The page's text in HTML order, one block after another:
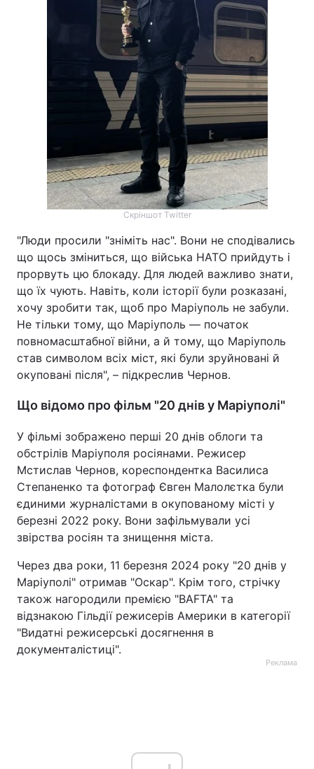
Скріншот Twitter
"Люди просили "зніміть нас". Вони не сподівались
що щось зміниться, що війська НАТО прийдуть і
прорвуть цю блокаду. Для людей важливо знати,
що їх чують. Навіть, коли історії були розказані,
хочу зробити так, щоб про Маріуполь не забули.
Не тільки тому, що Маріуполь — початок
повномасштабної війни, а й тому, що Маріуполь
став символом всіх міст, які були зруйновані й
окуповані після", – підкреслив Чернов.
Що відомо про фільм "20 днів у Маріуполі"
У фільмі зображено перші 20 днів облоги та
обстрілів Маріуполя росіянами. Режисер
Мстислав Чернов, кореспондентка Василиса
Степаненко та фотограф Євген Малолєтка були
єдиними журналістами в окупованому місті у
березні 2022 року. Вони зафільмували усі
звірства росіян та знищення міста.
Через два роки, 11 березня 2024 року "20 днів у
Маріуполі" отримав "Оскар". Крім того, стрічку
також нагородили премією "BAFTA" та
відзнакою Гільдії режисерів Америки в категорії
"Видатні режисерські досягнення в
документалістиці".
Реклама